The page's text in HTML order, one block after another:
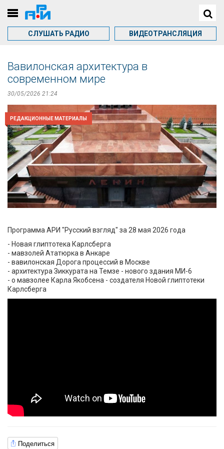
СЛУШАТЬ РАДИО ВИДЕОТРАНСЛЯЦИЯ
Вавилонская архитектура в
современном мире
30/05/2026 21:24
РЕДАКЦИОННЫЕ МАТЕРИАЛЫ
Программа АРИ "Русский взгляд" за 28 мая 2026 года
- Новая глиптотека Карлсберга
- мавзолей Ататюрка в Анкаре
- вавилонская Дорога процессий в Москве
- архитектура Зиккурата на Темзе - нового здания МИ-6
- о мавзолее Карла Якобсена - создателя Новой глиптотеки
Карлсберга
Поделиться